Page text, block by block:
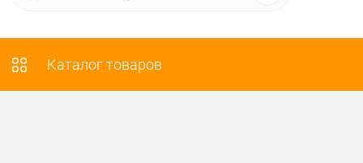
Каталог товаров